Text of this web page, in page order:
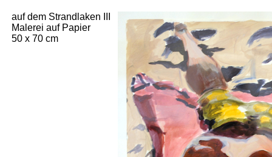
auf dem Strandlaken III
Malerei auf Papier
50 x 70 cm